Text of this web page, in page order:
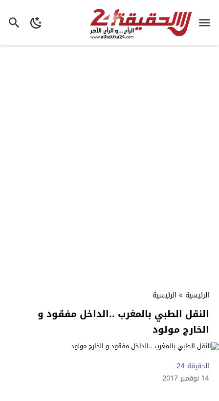
الرئيسية » الرئيسية
النقل الطبي بالمغرب ..الداخل مفقود و
الخارج مولود
الحقيقة 24
14 نوفمبر 2017